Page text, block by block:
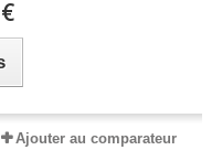
Ajouter au comparateur